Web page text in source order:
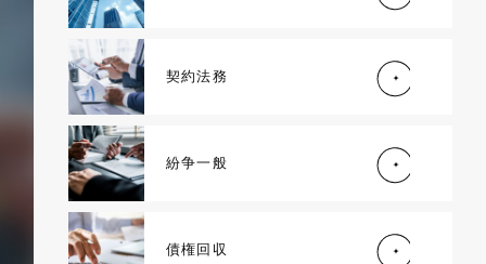
契約法務
紛争一般
債権回収